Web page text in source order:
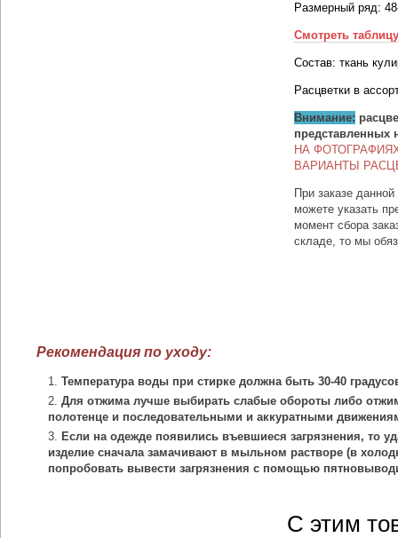
Размерный ряд:
Смотреть
Состав: ткань
Расцветки в
Внимание:
представленных
НА
ВАРИАНТЫ
При заказе
можете указать
момент сбора
складе, то мы
Рекомендация по уходу:
Температура воды при стирке должна быть 30-40
Для отжима лучше выбирать слабые обороты либо
полотенце и последовательными и аккуратными
Если на одежде появились въевшиеся загрязнения, то
изделие сначала замачивают в мыльном растворе (в
попробовать вывести загрязнения с помощью
С этим